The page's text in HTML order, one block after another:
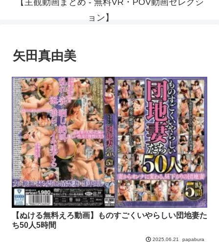
【主観動画まとめ - 無料VR・POV動画セレクシ
ョン】
矢田真由美
【ぬける無料えろ動画】ものすごくいやらしい団地妻た
ち50人5時間
2025.06.21 papabura